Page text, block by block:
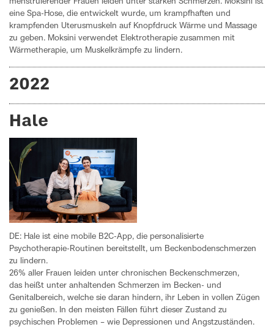
eine Spa-Hose, die entwickelt wurde, um krampfhaften und
krampfenden Uterusmuskeln auf Knopfdruck Wärme und Massage
zu geben. Moksini verwendet Elektrotherapie zusammen mit
Wärmetherapie, um Muskelkrämpfe zu lindern.
2022
Hale
DE: Hale ist eine mobile B2C-App, die personalisierte
Psychotherapie-Routinen bereitstellt, um Beckenbodenschmerzen
zu lindern.
26% aller Frauen leiden unter chronischen Beckenschmerzen,
das heißt unter anhaltenden Schmerzen im Becken- und
Genitalbereich, welche sie daran hindern, ihr Leben in vollen Zügen
zu genießen. In den meisten Fällen führt dieser Zustand zu
psychischen Problemen – wie Depressionen und Angstzuständen.